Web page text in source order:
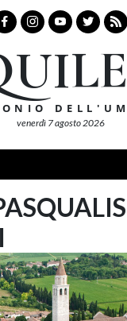
venerdì 7 agosto 2026